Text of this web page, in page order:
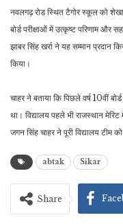
नवलगढ़ रोड स्थित टैगोर स्कूल को
बोर्ड परीक्षाओं में उत्कृष्ट परिणाम और
झाबर सिंह खर्रा ने यह सम्मान प्रदान
किया।
चाहर ने बताया कि पिछले वर्ष 10वीं
था। विद्यालय पहले भी राजस्थान
जगन सिंह चाहर ने पूरी विद्यालय टीम
abtak Sikar
Share